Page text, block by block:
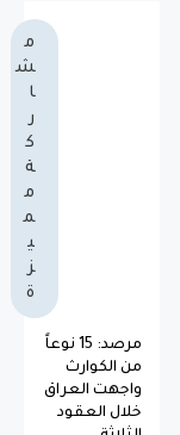
م
ش
ا
ر
ك
ة
م
م
ي
ز
ة
مرصد: 15 نوعاً
من الكوارث
واجهت العراق
خلال العقود